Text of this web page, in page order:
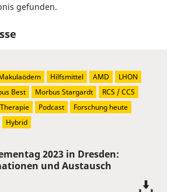
gefunden.
2023 in Dresden:
und Austausch
Hilfsmittel AMD
LHON
Best Morbus Stargardt
RCS / CCS
Therapie Podcast
Forschung heute
Hybrid